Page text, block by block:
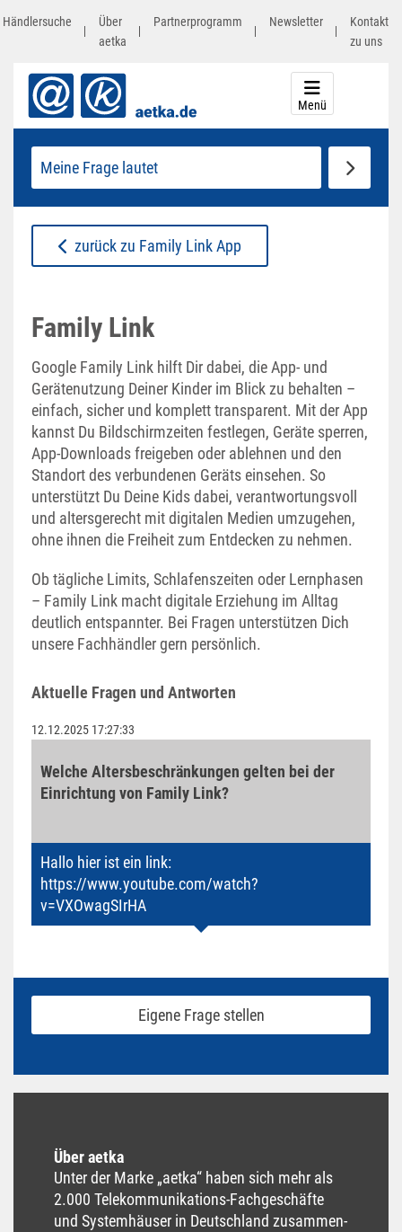
springen
Händlersuche
Über
aetka
Partnerprogramm Newsletter
Kontakt
zu uns
Menü
Start
Prospekte
aetkaSMART
fragprofis
Blog
zurück zu Family Link App
Family Link
Google Family Link hilft Dir dabei, die App- und
Gerätenutzung Deiner Kinder im Blick zu behalten –
einfach, sicher und komplett transparent. Mit der App
kannst Du Bildschirmzeiten festlegen, Geräte sperren,
App-Downloads freigeben oder ablehnen und den
Standort des verbundenen Geräts einsehen. So
unterstützt Du Deine Kids dabei, verantwortungsvoll
und altersgerecht mit digitalen Medien umzugehen,
ohne ihnen die Freiheit zum Entdecken zu nehmen.
Ob tägliche Limits, Schlafenszeiten oder Lernphasen
– Family Link macht digitale Erziehung im Alltag
deutlich entspannter. Bei Fragen unterstützen Dich
unsere Fachhändler gern persönlich.
Aktuelle Fragen und Antworten
12.12.2025 17:27:33
Welche Altersbeschränkungen gelten bei der
Einrichtung von Family Link?
Hallo hier ist ein link:
https://www.youtube.com/watch?
v=VXOwagSIrHA
Eigene Frage stellen
Über aetka
Unter der Marke „aetka“ haben sich mehr als
2.000 Tele­kommunikations-Fachgeschäfte
und System­häuser in Deutschland zusammen­